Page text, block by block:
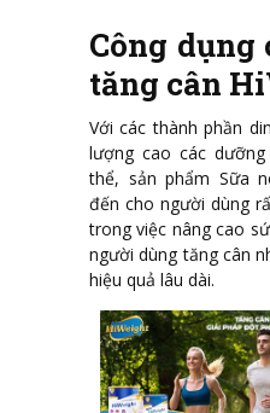
Công dụng
tăng cân
Với các thành phần
lượng cao các
thể, sản phẩm Sữa
đến cho người dùng
trong việc nâng cao
người dùng tăng cân
hiệu quả lâu dài.